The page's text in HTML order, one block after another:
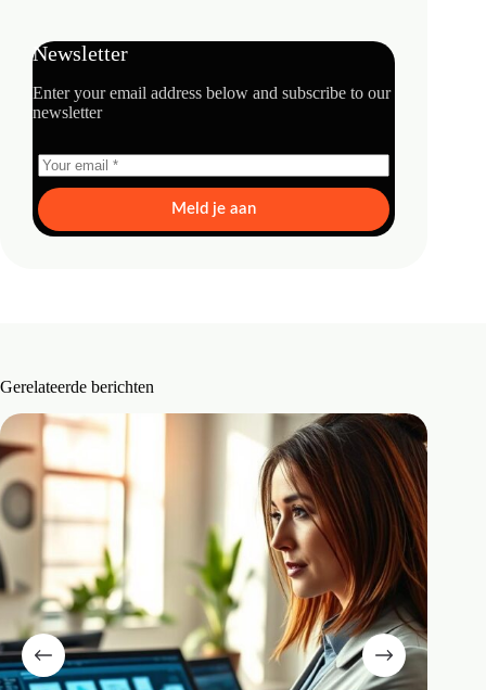
Newsletter
Enter your email address below and subscribe to our
newsletter
Meld je aan
Gerelateerde berichten